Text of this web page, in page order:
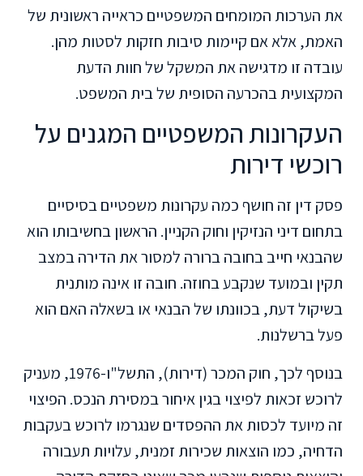
את הערכות המומחים המשפטיים כראייה ראשונית של
האמת, אלא אם קיימות סיבות חזקות לסטות מהן.
עובדה זו מדגישה את המשקל של חוות הדעת
המקצועית בהכרעה הסופית של בית המשפט.
העקרונות המשפטיים המגנים על
רוכשי דירות
פסק דין זה חושף כמה עקרונות משפטיים בסיסיים
בתחום דיני הנזיקין וחוק הקניין. הראשון בחשיבותו הוא
שהבנאי חייב בחובה ברורה למסור את הדירה במצב
תקין ובמועד שנקבע בחוזה. חובה זו אינה מותנית
בשיקול דעת, בכוונתו של הבנאי או בשאלה האם הוא
פעל ברשלנות.
בנוסף לכך, חוק המכר (דירות), התשל"ו-1976, מעניק
לרוכש זכאות לפיצוי בגין איחור במסירת הנכס. הפיצוי
זה מיועד לכסות את ההפסדים שנגרמו לרוכש בעקבות
הדחיה, כמו הוצאות שכירות זמנית, עלויות תעבורה